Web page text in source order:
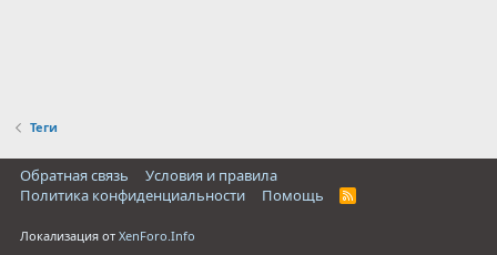
Теги
Обратная связь
Условия и правила
Политика конфиденциальности
Помощь
R
Локализация отXenForo.Info